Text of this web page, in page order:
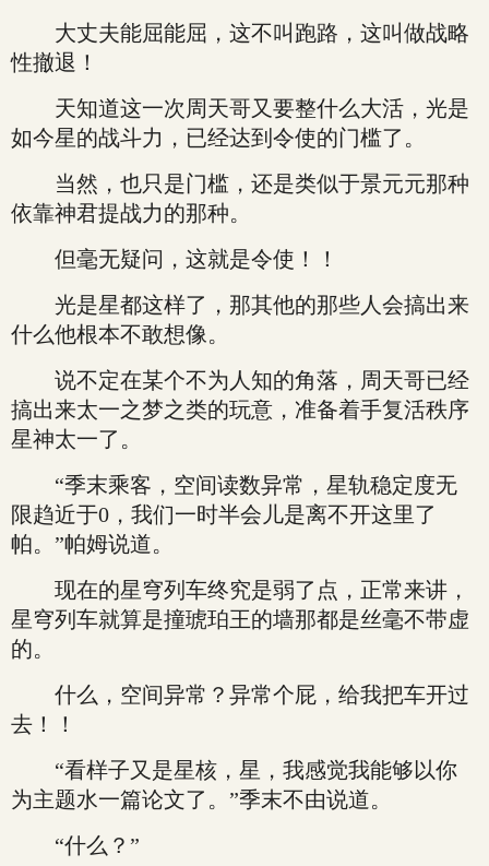
大丈夫能屈能屈，这不叫跑路，这叫做战略
性撤退！
天知道这一次周天哥又要整什么大活，光是
如今星的战斗力，已经达到令使的门槛了。
当然，也只是门槛，还是类似于景元元那种
依靠神君提战力的那种。
但毫无疑问，这就是令使！！
光是星都这样了，那其他的那些人会搞出来
什么他根本不敢想像。
说不定在某个不为人知的角落，周天哥已经
搞出来太一之梦之类的玩意，准备着手复活秩序
星神太一了。
“季末乘客，空间读数异常，星轨稳定度无
限趋近于0，我们一时半会儿是离不开这里了
帕。”帕姆说道。
现在的星穹列车终究是弱了点，正常来讲，
星穹列车就算是撞琥珀王的墙那都是丝毫不带虚
的。
什么，空间异常？异常个屁，给我把车开过
去！！
“看样子又是星核，星，我感觉我能够以你
为主题水一篇论文了。”季末不由说道。
“什么？”